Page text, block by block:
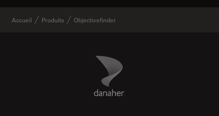
Accueil Produits Objectivefinder
Danaher Logo